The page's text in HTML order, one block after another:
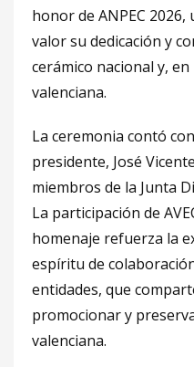
honor de ANPEC
valor su dedicación y
cerámico nacional y,
valenciana.
La ceremonia contó
presidente, José
miembros de la Junta
La participación de
homenaje refuerza la
espíritu de
entidades, que
promocionar y
valenciana.